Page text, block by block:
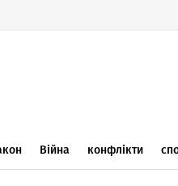
Війна конфлікти